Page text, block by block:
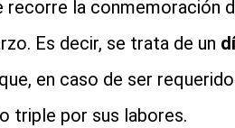
recorre la conmemoración
Es decir, se trata de un
en caso de ser
triple por sus labores.